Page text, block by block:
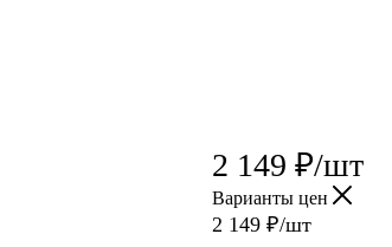
2 149 ₽/шт
Варианты цен
2 149 ₽/шт